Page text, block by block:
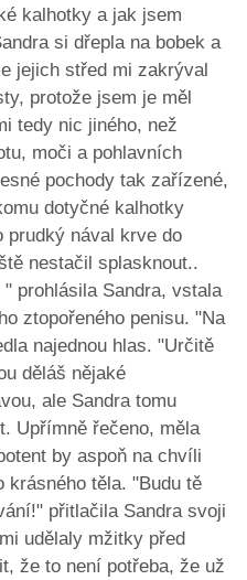
kalhotky a jak jsem
si dřepla na bobek a
jejich střed mi zakrýval
protože jsem je měl
tedy nic jiného, než
moči a pohlavních
pochody tak zařízené,
dotyčné kalhotky
prudký nával krve do
nestačil splasknout..
prohlásila Sandra, vstala
ztopořeného penisu. "Na
najednou hlas. "Určitě
děláš nějaké
ale Sandra tomu
Upřímně řečeno, měla
by aspoň na chvíli
krásného těla. "Budu tě
přitlačila Sandra svoji
udělaly mžitky před
že to není potřeba, že už